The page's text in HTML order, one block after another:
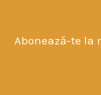
Abonează-te la